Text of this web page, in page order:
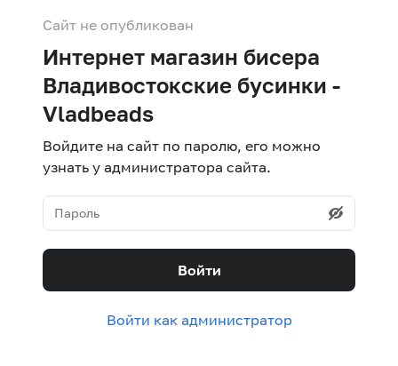
Сайт не опубликован
Интернет магазин бисера
Владивостокские бусинки -
Vladbeads
Войдите на сайт по паролю, его можно
узнать у администратора сайта.
Войти
Войти как администратор